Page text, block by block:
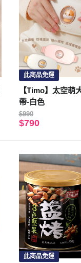
此商品免運
【Timo】太空萌
帶-白色
$990
$790
此商品免運